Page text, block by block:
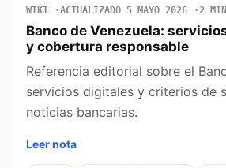
WIKI ACTUALIZADO 5 MAYO 2026 2
Banco de Venezuela:
y cobertura responsable
Referencia editorial sobre el
servicios digitales y criterios de
noticias bancarias.
Leer nota